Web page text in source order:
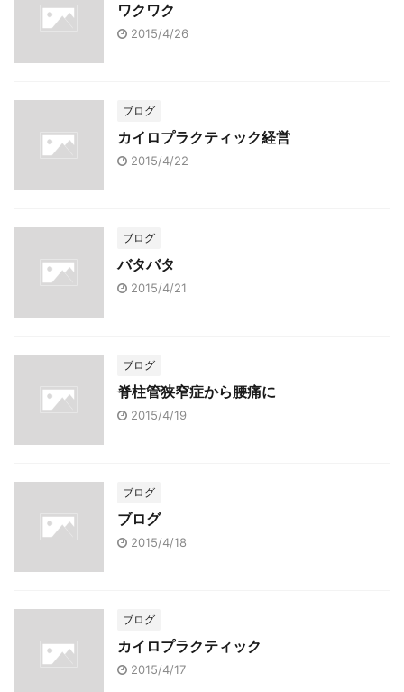
ワクワク
2015/4/26
ブログ
カイロプラクティック経営
2015/4/22
ブログ
バタバタ
2015/4/21
ブログ
脊柱管狭窄症から腰痛に
2015/4/19
ブログ
ブログ
2015/4/18
ブログ
カイロプラクティック
2015/4/17